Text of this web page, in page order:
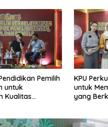
Pemilih
Demokrasi
Bermodal
Peras
Pria di